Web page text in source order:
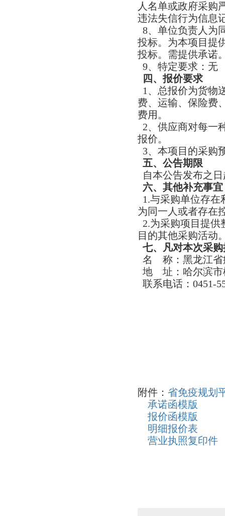
人名单或政府采购
违法失信行为信息
8、单位负责人为
投标。为本项目提
投标。需提供承诺
9、特定要求：无
四、报价要求
1、总报价为货物
费、运输、保险费
费用。
2、供应商对每一
报价。
3、本项目的采购
五、公告期限
自本公告发布之
六、其他补充事宜
1.与采购单位存
为同一人或者存在
2.为采购项目提
目的其他采购活动
七、凡对本次采
名 称：黑龙江省
地 址：哈尔滨市
联系电话：0451-
附件： 省免疫规划
承诺函模版
报价函模版
明细报价表
营业执照复印件